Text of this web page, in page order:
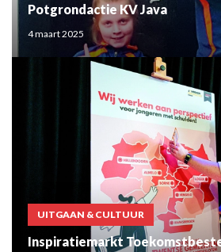
Potgrondactie KV Java
4 maart 2025
UITGAAN & CULTUUR
Inspiratiemarkt